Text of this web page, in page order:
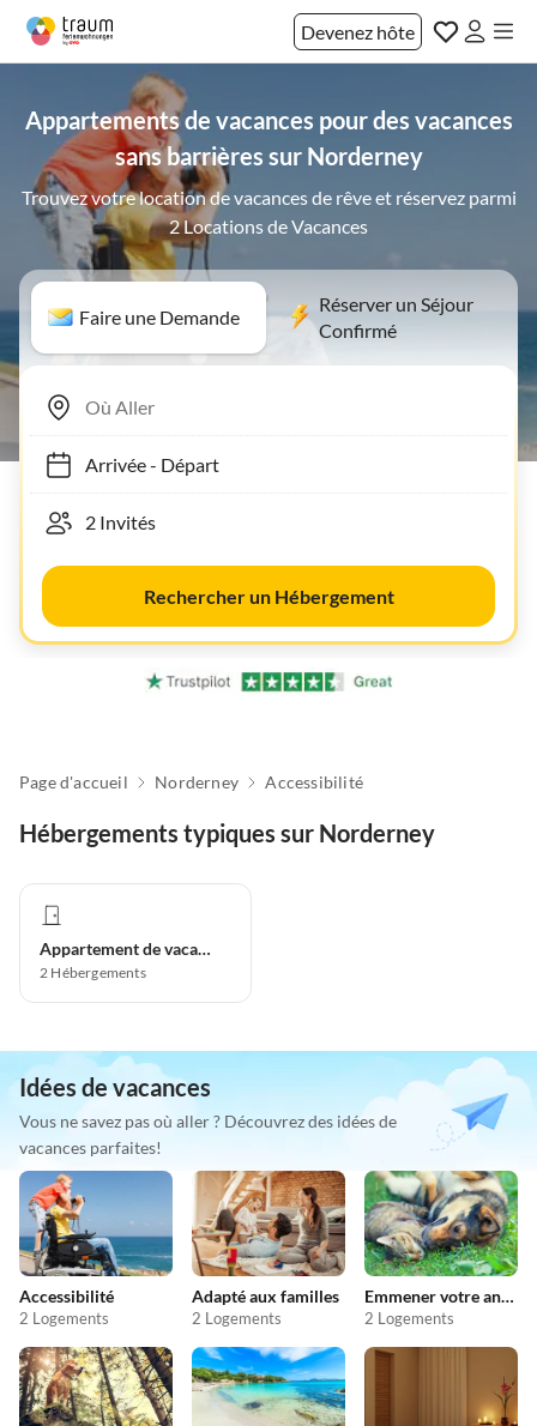
Devenez hôte
Appartements de vacances pour des vacances
sans barrières sur Norderney
Trouvez votre location de vacances de rêve et réservez parmi
2 Locations de Vacances
Faire une Demande
Réserver un Séjour
Confirmé
Arrivée- Départ
Rechercher un Hébergement
Page d'accueil Norderney Accessibilité
Hébergements typiques sur Norderney
Appartement de vacances
2 Hébergements
Idées de vacances
Vous ne savez pas où aller ? Découvrez des idées de
vacances parfaites!
Accessibilité
2 Logements
Adapté aux familles
2 Logements
Emmener votre animal en vacances
2 Logements